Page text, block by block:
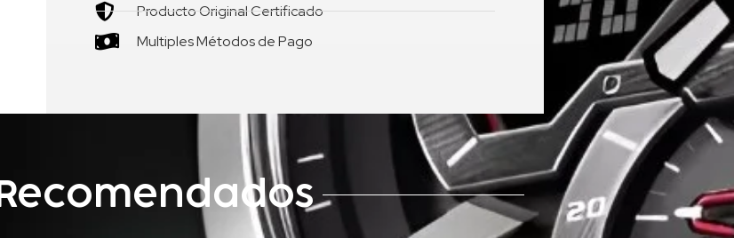
Producto Original Certificado
Multiples Métodos de Pago
Recomendados